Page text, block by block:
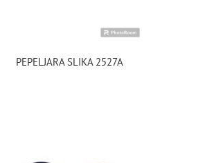
PEPELJARA SLIKA 2527A